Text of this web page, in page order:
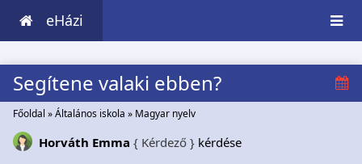
eHázi
Segítene valaki ebben?
Főoldal »Általános iskola » Magyar nyelv
Horváth Emma { Kérdező } kérdése